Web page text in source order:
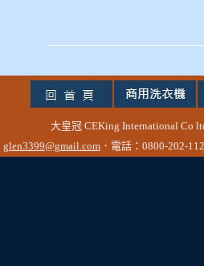
大皇冠 CEKing International Co
glen3399@gmail.com．電話：0800-202-